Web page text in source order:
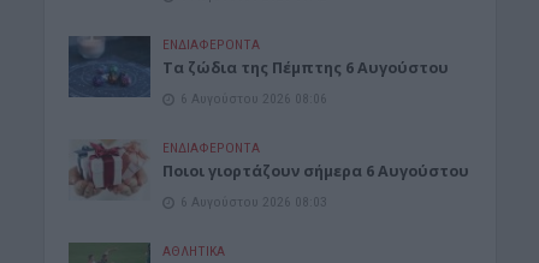
ΕΝΔΙΑΦΕΡΟΝΤΑ
Tα ζώδια της Πέμπτης 6 Αυγούστου
6 Αυγούστου 2026 08:06
ΕΝΔΙΑΦΕΡΟΝΤΑ
Ποιοι γιορτάζουν σήμερα 6 Αυγούστου
6 Αυγούστου 2026 08:03
ΑΘΛΗΤΙΚΑ